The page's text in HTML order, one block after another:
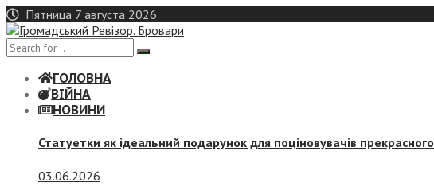
Skip
to
content
Пятница 7 августа 2026
ГОЛОВНА
ВІЙНА
НОВИНИ
Статуетки як ідеальний подарунок для поціновувачів прекрасного
03.06.2026